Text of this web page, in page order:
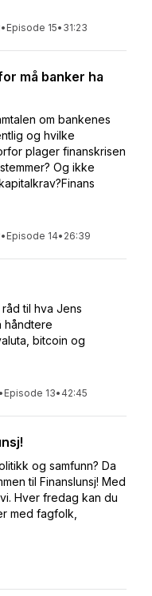
• Episode 15• 31:23
må banker ha
om bankenes
og hvilke
plager finanskrisen
Og ikke
• Episode 14• 26:39
til hva Jens
håndtere
bitcoin og
• Episode 13• 42:45
og samfunn? Da
til Finanslunsj! Med
Hver fredag kan du
med fagfolk,